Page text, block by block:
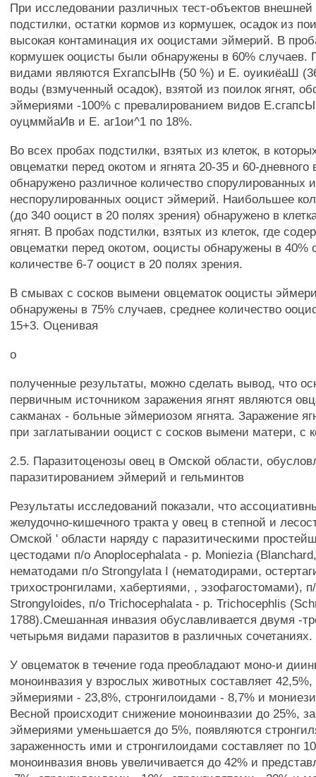
При исследовании различных тест-объектов
подстилки, остатки кормов из кормушек, осадок из
высокая контаминация их ооцистами эймерий. В
кормушек ооцисты были обнаружены в 60%
видами являются ЕхгапсЫНв (50 %) и Е. оуикиёаШ
воды (взмученный осадок), взятой из поилок ягнят,
эймериями -100% с превалированием видов
оуцммйаИв и Е. аг1ои^1 по 18%.
Во всех пробах подстилки, взятых из клеток, в
овцематки перед окотом и ягнята 20-35 и 60-дневного
обнаружено различное количество спорулированных и
неспорулированных ооцист эймерий. Наибольшее
(до 340 ооцист в 20 полях зрения) обнаружено в
ягнят. В пробах подстилки, взятых из клеток, где
овцематки перед окотом, ооцисты обнаружены в 40%
количестве 6-7 ооцист в 20 полях зрения.
В смывах с сосков вымени овцематок ооцисты
обнаружены в 75% случаев, среднее количество
15+3. Оценивая
о
полученные результаты, можно сделать вывод, что
первичным источником заражения ягнят являются
сакманах - больные эймериозом ягнята. Заражение
при заглатывании ооцист с сосков вымени матери, с
2.5. Паразитоценозы овец в Омской области,
паразитированием эймерий и гельминтов
Результаты исследований показали, что
желудочно-кишечного тракта у овец в степной и
Омской ' области наряду с паразитическими
цестодами п/о Anoplocephalata - p. Moniezia
нематодами п/о Strongylata I (нематодирами,
трихостронгилами, хабертиями, , эзофагостомами),
Strongyloides, п/о Trichocephalata - р. Trichocephlis
1788).Смешанная инвазия обуславливается двумя -
четырьмя видами паразитов в различных сочетаниях.
У овцематок в течение года преобладают моно-и
моноинвазия у взрослых животных составляет
эймериями - 23,8%, стронгилоидами - 8,7% и
Весной происходит снижение моноинвазии до 25%,
эймериями уменьшается до 5%, появляются
зараженность ими и стронгилоидами составляет по
моноинвазия вновь увеличивается до 42% и